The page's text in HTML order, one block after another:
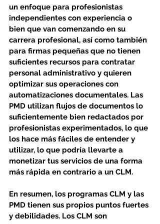
un enfoque para profesionistas
independientes con experiencia o
bien que van comenzando en su
carrera profesional, así como también
para firmas pequeñas que no tienen
suficientes recursos para contratar
personal administrativo y quieren
optimizar sus operaciones con
automatizaciones documentales. Las
PMD utilizan flujos de documentos lo
suficientemente bien redactados por
profesionistas experimentados, lo que
los hace más fáciles de entender y
utilizar, lo que podría llevarte a
monetizar tus servicios de una forma
más rápida en contrario a un CLM.
En resumen, los programas CLM y las
PMD tienen sus propios puntos fuertes
y debilidades. Los CLM son